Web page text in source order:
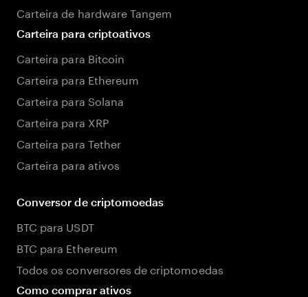
Carteira de hardware Tangem
Carteira para criptoativos
Carteira para Bitcoin
Carteira para Ethereum
Carteira para Solana
Carteira para XRP
Carteira para Tether
Carteira para ativos
Conversor de criptomoedas
BTC para USDT
BTC para Ethereum
Todos os conversores de criptomoedas
Como comprar ativos